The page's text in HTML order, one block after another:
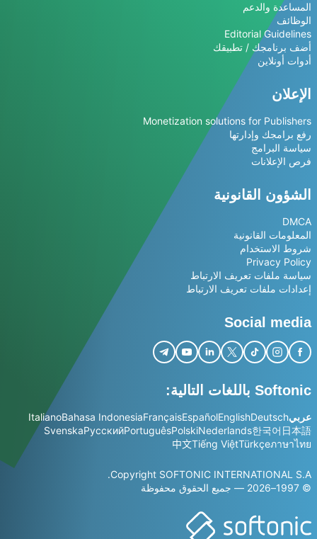
المساعدة والدعم
الوظائف
Editorial Guidelines
أضف برنامجك / تطبيقك
أدوات أونلاين
الإعلان
Monetization solutions for Publishers
رفع برامجك وإدارتها
سياسة البرامج
فرص الإعلانات
الشؤون القانونية
DMCA
المعلومات القانونية
شروط الاستخدام
Privacy Policy
سياسة ملفات تعريف الارتباط
إعدادات ملفات تعريف الارتباط
Social media
Softonic باللغات التالية:
عربيDeutsch
English
Español
Français
Bahasa Indonesia
Italiano
日本語
한국어
Nederlands
Polski
Português
Русский
Svenska
ภาษาไทย
Türkçe
Tiếng Việt
中文
Copyright SOFTONIC INTERNATIONAL S.A.
© 1997–2026 — جميع الحقوق محفوظة